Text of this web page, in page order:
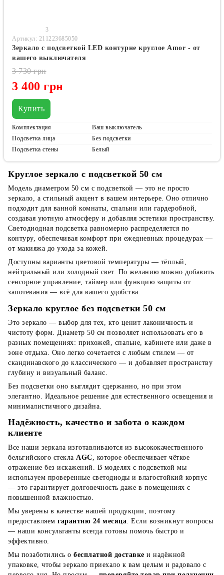
3
Артикул: 211223685050
Зеркало с подсветкой LED контурне круглое Amor - от
вашего выключателя
3 400 грн
3 730 грн
Купить
Комплектация
Ваш выключатель
Подсветка лица
Без подсветки
Подсветка стены
Белый
Круглое зеркало с подсветкой 50 см
Модель диаметром 50 см с подсветкой — это не просто
зеркало, а стильный акцент в вашем интерьере. Оно отлично
подходит для ванной комнаты, спальни или гардеробной,
создавая уютную атмосферу и добавляя эстетики пространству.
Светодиодная подсветка равномерно распределяется по
контуру, обеспечивая комфорт при ежедневных процедурах —
от макияжа до ухода за кожей.
Доступны варианты цветовой температуры — тёплый,
нейтральный или холодный свет. По желанию можно добавить
сенсорное управление, таймер или функцию защиты от
запотевания — всё для вашего удобства.
Зеркало круглое без подсветки 50 см
Это зеркало — выбор для тех, кто ценит лаконичность и
чистоту форм. Диаметр 50 см позволяет использовать его в
разных помещениях: прихожей, спальне, кабинете или даже в
зоне отдыха. Оно легко сочетается с любым стилем — от
скандинавского до классического — и добавляет пространству
глубину и визуальный баланс.
Без подсветки оно выглядит сдержанно, но при этом
элегантно. Идеальное решение для естественного освещения и
минималистичного дизайна.
Надёжность, качество и забота о каждом
клиенте
Все наши зеркала изготавливаются из высококачественного
бельгийского стекла AGC , которое обеспечивает чёткое
отражение без искажений. В моделях с подсветкой мы
используем проверенные светодиоды и влагостойкий корпус
— это гарантирует долговечность даже в помещениях с
повышенной влажностью.
Мы уверены в качестве нашей продукции, поэтому
предоставляем гарантию 24 месяца . Если возникнут вопросы
— наши консультанты всегда готовы помочь быстро и
эффективно.
Мы позаботились о бесплатной доставке и надёжной
упаковке, чтобы зеркало приехало к вам целым и радовало с